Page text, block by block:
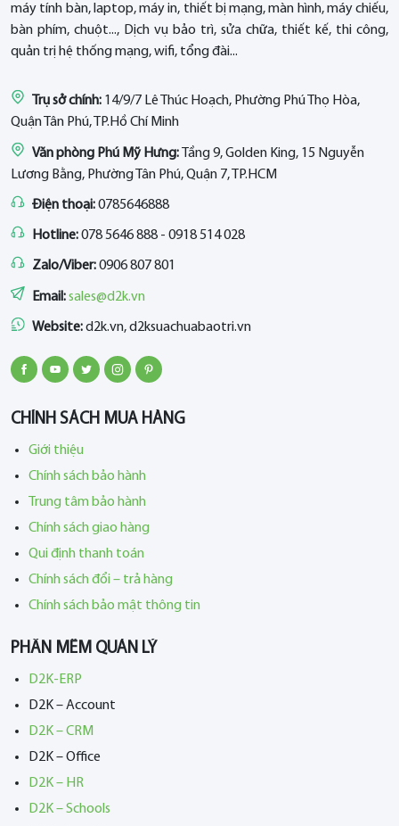
máy tính bàn, laptop, máy in, thiết bị mạng, màn hình, máy chiếu,
bàn phím, chuột..., Dịch vụ bảo trì, sửa chữa, thiết kế, thi công,
quản trị hệ thống mạng, wifi, tổng đài...
Trụ sở chính: 14/9/7 Lê Thúc Hoạch, Phường Phú Thọ Hòa,
Quận Tân Phú, TP.Hồ Chí Minh
Văn phòng Phú Mỹ Hưng:Tầng 9, Golden King, 15 Nguyễn
Lương Bằng, Phường Tân Phú, Quận 7, TP.HCM
Điện thoại:0785646888
Hotline:078 5646 888 - 0918 514 028
Zalo/Viber:0906 807 801
Email:sales@d2k.vn
Website:d2k.vn, d2ksuachuabaotri.vn
CHÍNH SÁCH MUA HÀNG
Giới thiệu
Chính sách bảo hành
Trung tâm bảo hành
Chính sách giao hàng
Qui định thanh toán
Chính sách đổi – trả hàng
Chính sách bảo mật thông tin
PHẦN MỀM QUẢN LÝ
D2K-ERP
D2K – Account
D2K – CRM
D2K – Office
D2K – HR
D2K – Schools